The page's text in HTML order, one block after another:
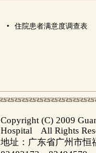
• 住院患者满意度调查表
Copyright (C) 2009
Hospital All Rights
地址：广东省广州市